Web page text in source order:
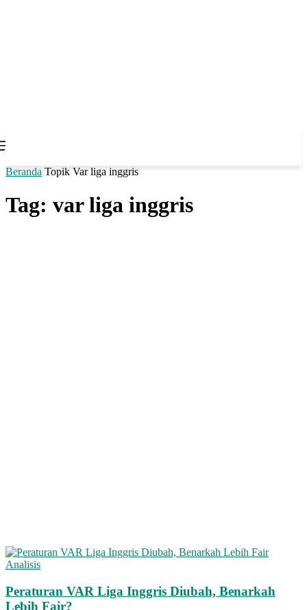
Beranda Topik Var liga inggris
Tag: var liga inggris
Analisis
Peraturan VAR Liga Inggris Diubah, Benarkah
Lebih Fair?